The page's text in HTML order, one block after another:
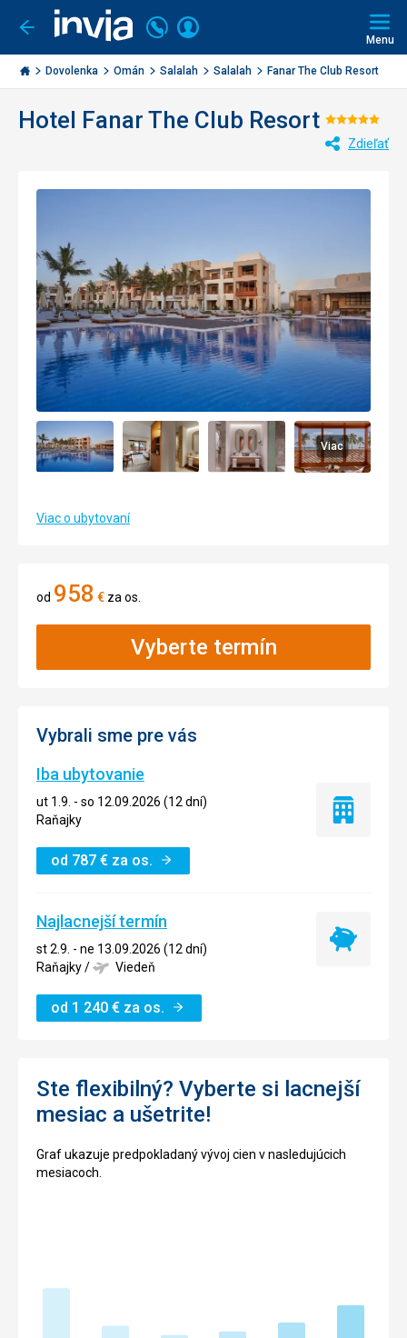
Ísť
späť
Invia.sk
Volajte
+421
2
3221
Prihlásiť
Menu
Dovolenka Omán Salalah Salalah Fanar The Club Resort
Hotel Fanar The Club Resort
5/5Zdieľať
Viac
Viac o ubytovaní
od 958 € za os.
Vyberte termín
Vybrali sme pre vás
Iba ubytovanie
ut 1.9. - so 12.09.2026 (12 dní)
Raňajky
od 787 € za os.
Iba
Najlacnejší termín
st 2.9. - ne 13.09.2026 (12 dní)
Raňajky/ Viedeň
od 1 240 € za os.
Najlacnejší
Ste flexibilný? Vyberte si lacnejší
mesiac a ušetrite!
Graf ukazuje predpokladaný vývoj cien v nasledujúcich
mesiacoch.